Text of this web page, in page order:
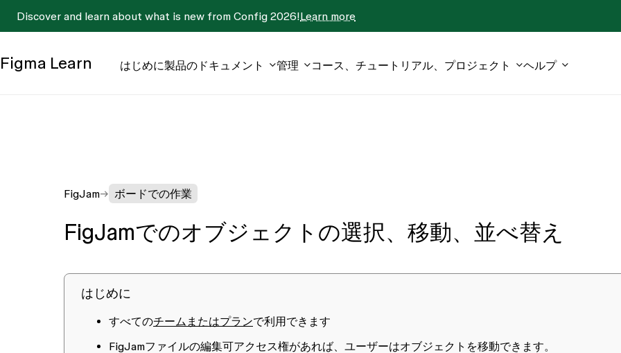
Discover and learn about what is new from Config 2026!Learn more
Figma Learn はじめに製品のドキュメント 管理 コース、チュートリアル、プロジェクト ヘルプ
FigJam ボードでの作業
FigJamでのオブジェクトの選択、移動、並べ替え
はじめに
すべてのチームまたはプランで利用できます
FigJamファイルの編集可アクセス権があれば、ユーザーはオブジェクトを移動できます。